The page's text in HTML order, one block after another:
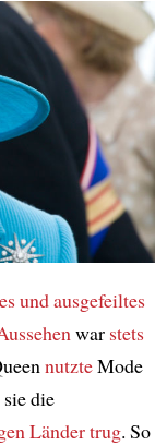
und ausgefeiltes
war stets
nutzteMode
die
Ländertrug. So